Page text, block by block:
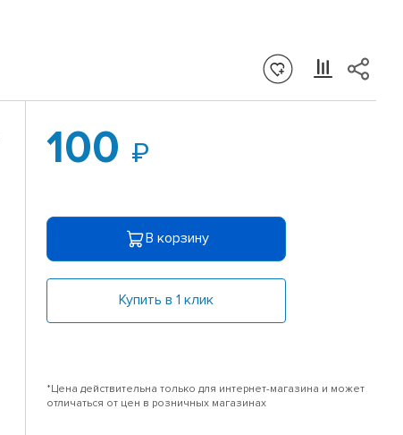
100
В корзину
Купить в 1 клик
*Цена действительна только для интернет-магазина и может
отличаться от цен в розничных магазинах